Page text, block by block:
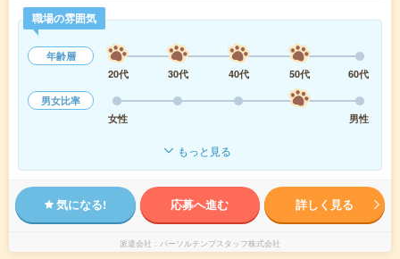
職場の雰囲気
年齢層
20代
30代 40代 50代
60代
男女比率
女性
男性
もっと見る
気になる! 応募へ進む 詳しく見る
派遣会社 パーソルテンプスタッフ株式会社